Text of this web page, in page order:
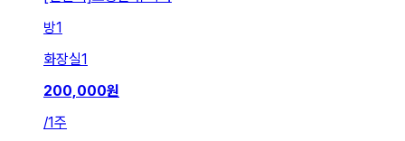
방1
화장실1
200,000원
/1주